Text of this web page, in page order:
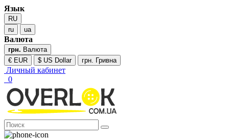
Язык
RU
ru
ua
Валюта
грн. Валюта
€ EUR
$ US Dollar грн. Гривна
Личный кабинет
0